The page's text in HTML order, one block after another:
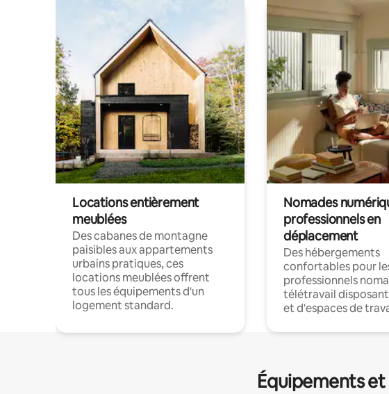
Locations entièrement
meublées
Des cabanes de montagne
paisibles aux appartements
urbains pratiques, ces
locations meublées offrent
tous les équipements d'un
logement standard.
Nomades
professionnels en
déplacement
Des hébergements
confortables pour
professionnels
télétravail
et d'espaces de
Équipements